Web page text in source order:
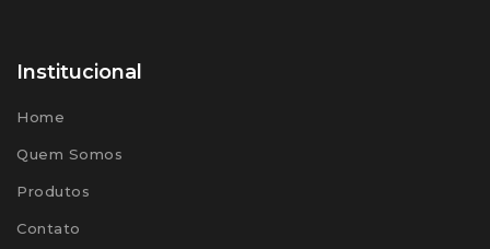
Institucional
Home
Quem Somos
Produtos
Contato